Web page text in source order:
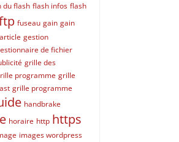
du flash flash infos flash
fuseau gain gain
gestion
de fichier
grille des
programme grille
grille programme
handbrake
horaire http https
images wordpress